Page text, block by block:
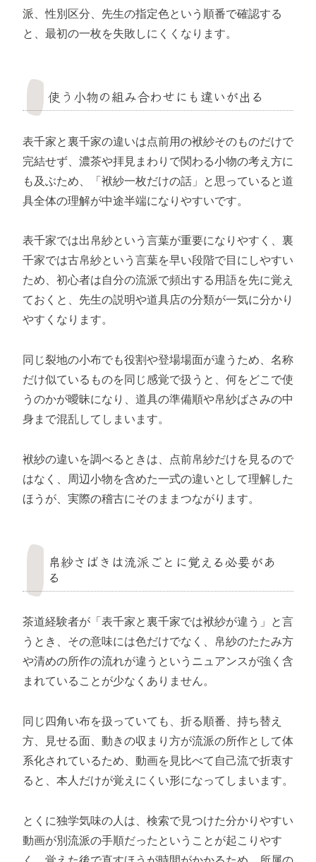
派、性別区分、先生の指定色という順番で確認する
と、最初の一枚を失敗しにくくなります。
使う小物の組み合わせにも違いが出る
表千家と裏千家の違いは点前用の袱紗そのものだけで
完結せず、濃茶や拝見まわりで関わる小物の考え方に
も及ぶため、「袱紗一枚だけの話」と思っていると道
具全体の理解が中途半端になりやすいです。
表千家では出帛紗という言葉が重要になりやすく、裏
千家では古帛紗という言葉を早い段階で目にしやすい
ため、初心者は自分の流派で頻出する用語を先に覚え
ておくと、先生の説明や道具店の分類が一気に分かり
やすくなります。
同じ裂地の小布でも役割や登場場面が違うため、名称
だけ似ているものを同じ感覚で扱うと、何をどこで使
うのかが曖昧になり、道具の準備順や帛紗ばさみの中
身まで混乱してしまいます。
袱紗の違いを調べるときは、点前帛紗だけを見るので
はなく、周辺小物を含めた一式の違いとして理解した
ほうが、実際の稽古にそのままつながります。
帛紗さばきは流派ごとに覚える必要があ
る
茶道経験者が「表千家と裏千家では袱紗が違う」と言
うとき、その意味には色だけでなく、帛紗のたたみ方
や清めの所作の流れが違うというニュアンスが強く含
まれていることが少なくありません。
同じ四角い布を扱っていても、折る順番、持ち替え
方、見せる面、動きの収まり方が流派の所作として体
系化されているため、動画を見比べて自己流で折衷す
ると、本人だけが覚えにくい形になってしまいます。
とくに独学気味の人は、検索で見つけた分かりやすい
動画が別流派の手順だったということが起こりやす